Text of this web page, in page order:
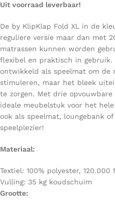
Uit voorraad leverbaar!
De by KlipKlap Fold XL in de
reguliere versie maar dan met
matrassen kunnen worden
flexibel en praktisch in
ontwikkeld als speelmat om de
stimuleren, maar het bleek
te zorgen. Met drie opvouwbare
ideale meubelstuk voor het
ook als speelmat, loungebank
speelplezier!
Materiaal:
Textiel: 100% polyester, 120.000
Vulling: 35 kg koudschuim
Grootte: